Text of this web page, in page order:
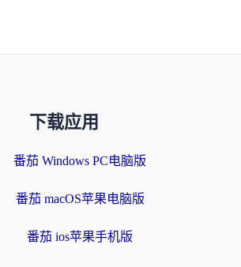
下载应用
番茄 Windows PC电脑版
番茄 macOS苹果电脑版
番茄 ios苹果手机版